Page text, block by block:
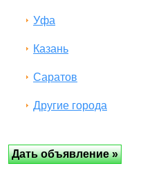
Уфа
Казань
Саратов
Другие города